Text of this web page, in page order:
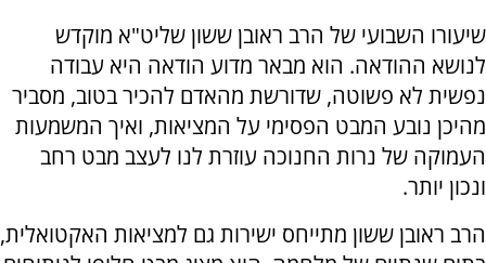
שיעורו השבועי של הרב ראובן ששון שליט"א מוקדש
לנושא ההודאה. הוא מבאר מדוע הודאה היא עבודה
נפשית לא פשוטה, שדורשת מהאדם להכיר בטוב, מסביר
מהיכן נובע המבט הפסימי על המציאות, ואיך המשמעות
העמוקה של נרות החנוכה עוזרת לנו לעצב מבט רחב
ונכון יותר.
הרב ראובן ששון מתייחס ישירות גם למציאות האקטואלית,